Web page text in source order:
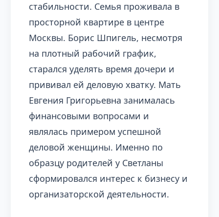
стабильности. Семья проживала в
просторной квартире в центре
Москвы. Борис Шпигель, несмотря
на плотный рабочий график,
старался уделять время дочери и
прививал ей деловую хватку. Мать
Евгения Григорьевна занималась
финансовыми вопросами и
являлась примером успешной
деловой женщины. Именно по
образцу родителей у Светланы
сформировался интерес к бизнесу и
организаторской деятельности.